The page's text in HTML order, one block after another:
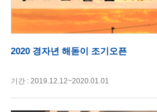
2020 경자년 해돋이 조기오픈
기간 : 2019.12.12~2020.01.01